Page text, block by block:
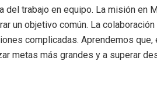
del trabajo en equipo. La misión en
un objetivo común. La
complicadas. Aprendemos que,
metas más grandes y a superar